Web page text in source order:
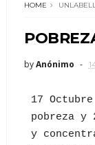
HOME
byAnónimo
17 Octubre
pobreza y
y